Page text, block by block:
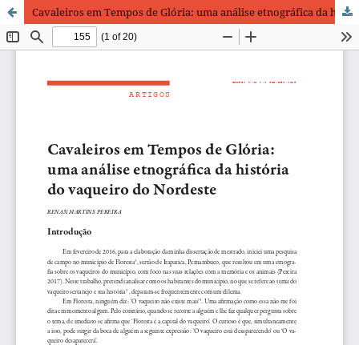
Cavaleiros em Tempos de Glória: uma análise etnográfica da história do vaqueiro do Nordeste